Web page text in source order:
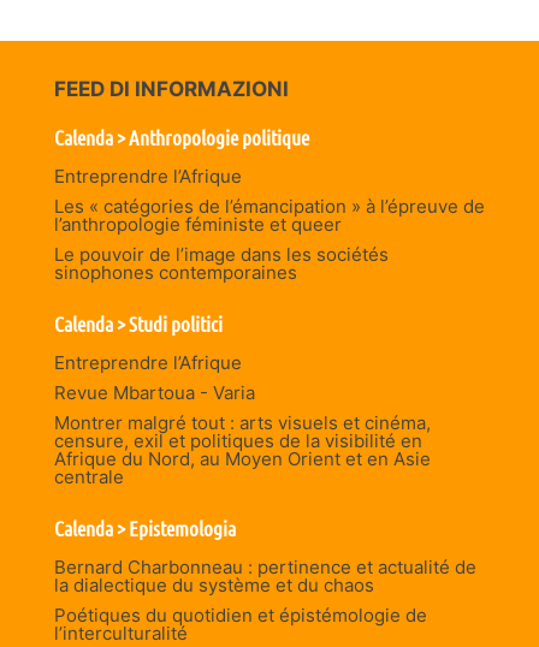
FEED DI INFORMAZIONI
Calenda > Anthropologie politique
Entreprendre l’Afrique
Les « catégories de l’émancipation » à l’épreuve de
l’anthropologie féministe et queer
Le pouvoir de l’image dans les sociétés
sinophones contemporaines
Calenda > Studi politici
Entreprendre l’Afrique
Revue Mbartoua - Varia
Montrer malgré tout : arts visuels et cinéma,
censure, exil et politiques de la visibilité en
Afrique du Nord, au Moyen Orient et en Asie
centrale
Calenda > Epistemologia
Bernard Charbonneau : pertinence et actualité de
la dialectique du système et du chaos
Poétiques du quotidien et épistémologie de
l’interculturalité